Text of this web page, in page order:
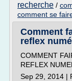
recherche /
comment se
Comment
reflex
COMMENT
REFLEX
Sep 29, 2014 |